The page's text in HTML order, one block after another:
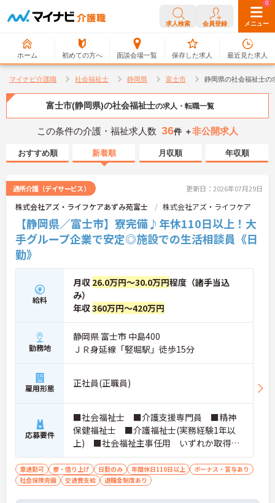
求人検索 会員登録 メニュー
ホーム 初めての方へ 面談会場一覧
0
保存した求人
0
最近見た求人
マイナビ介護職 社会福祉士 静岡県 富士市 静岡県の社会福祉士の
富士市(静岡県)の社会福祉士の求人・転職一覧
この条件の介護・福祉求人数 36件 ＋非公開求人
おすすめ順 新着順 月収順 年収順
通所介護（デイサービス） 更新日：2026年07月29日
株式会社アズ・ライフケアあずみ苑富士 株式会社アズ・ライフケア
【静岡県／富士市】寮完備♪年休110日以上！大
手グループ企業で安定◎施設での生活相談員《日
勤》
給料
月収 26.0万円～30.0万円程度（諸手当込
み）
年収360万円～420万円
勤務地
静岡県 富士市 中島400
ＪＲ身延線「竪堀駅」徒歩15分
雇用形態 正社員(正職員)
応募要件
■社会福祉士 ■介護支援専門員 ■精神
保健福祉士 ■介護福祉士(実務経験1年以
上) ■社会福祉主事任用 いずれか取得さ
れている方 ■普通自動車免許をお持ちの
方 ※厚生労働大臣が定める科目を3科目以上
履修していることが成績証明書の提示にて
車通勤可 寮・借り上げ 日勤のみ 年間休日110日以上
ボーナス・賞与あり
社会保険完備
交通費支給 退職金制度あり